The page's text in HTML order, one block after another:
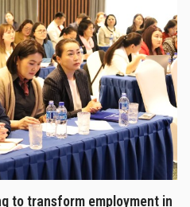
to transform employment in